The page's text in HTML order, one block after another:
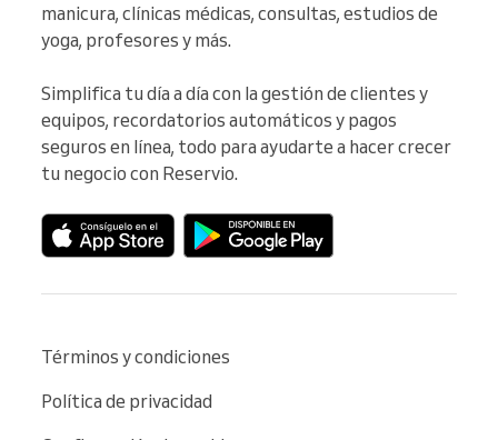
manicura, clínicas médicas, consultas, estudios de
yoga, profesores y más.
Simplifica tu día a día con la gestión de clientes y
equipos, recordatorios automáticos y pagos
seguros en línea, todo para ayudarte a hacer crecer
tu negocio con Reservio.
Términos y condiciones
Política de privacidad